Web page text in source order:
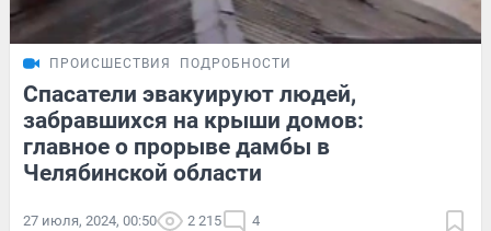
ПРОИСШЕСТВИЯ ПОДРОБНОСТИ
Спасатели эвакуируют людей,
забравшихся на крыши домов:
главное о прорыве дамбы в
Челябинской области
27 июля, 2024, 00:50 2 215 4